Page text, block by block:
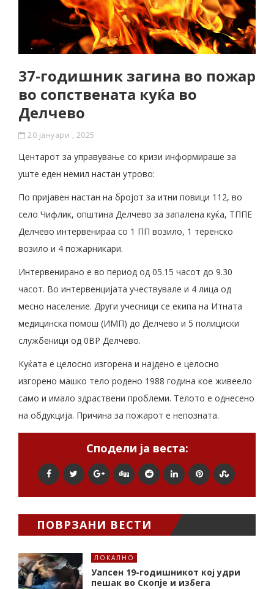
37-годишник загина во пожар
во сопствената куќа во
Делчево
20 јануари , 2025
Центарот за управување со кризи информираше за
уште еден немил настан утрово:
По пријавен настан на бројот за итни повици 112, во
село Чифлик, општина Делчево за запалена куќа, ТППЕ
Делчево интервенираа со 1 ПП возило, 1 теренско
возило и 4 пожарникари.
Интервенирано е во период од 05.15 часот до 9.30
часот. Во интервенцијата учествувале и 4 лица од
месно население. Други учесници се екипа на Итната
медицинска помош (ИМП) до Делчево и 5 полициски
службеници од 0ВР Делчево.
Куќата е целосно изгорена и најдено е целосно
изгорено машко тело родено 1988 година кое живеело
само и имало здраствени проблеми. Телото е однесено
на обдукција. Причина за пожарот е непозната.
Сподели ја веста:
ПОВРЗАНИ ВЕСТИ
ЛОКАЛНО
Уапсен 19-годишникот кој удри
пешак во Скопје и избега